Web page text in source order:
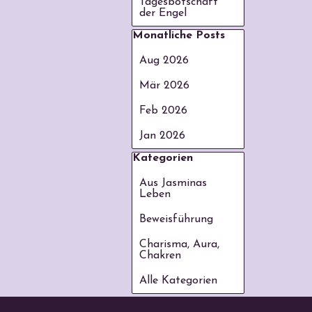
der Engel
Block überspringen
Monatliche Posts
Aug 2026
Mär 2026
Feb 2026
Jan 2026
Block überspringen Kategorien
Kategorien
Aus Jasminas
Leben
Beweisführung
Charisma, Aura,
Chakren
Alle Kategorien